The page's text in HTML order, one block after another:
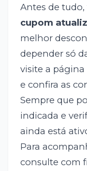
Antes de
cupom
melhor
depender só
visite a página
e confira as
Sempre que
indicada e
ainda está
Para
consulte com